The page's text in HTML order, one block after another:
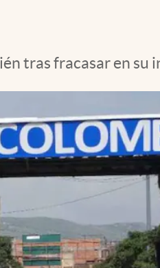
tras fracasar en su